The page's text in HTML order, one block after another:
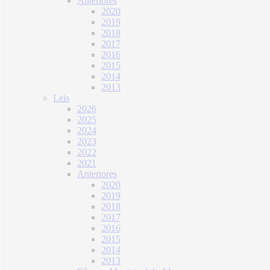
2020
2019
2018
2017
2016
2015
2014
2013
Leis
2026
2025
2024
2023
2022
2021
Anteriores
2020
2019
2018
2017
2016
2015
2014
2013